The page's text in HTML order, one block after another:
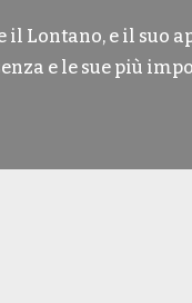
il Lontano, e il suo
e le sue più